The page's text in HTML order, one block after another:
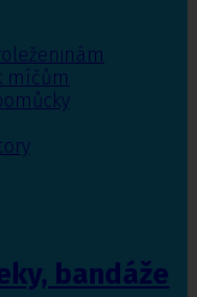
míčům
bandáže